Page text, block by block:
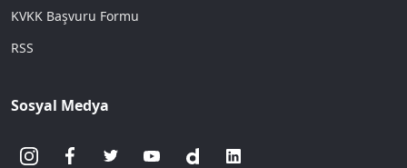
KVKK Başvuru Formu
RSS
Sosyal Medya